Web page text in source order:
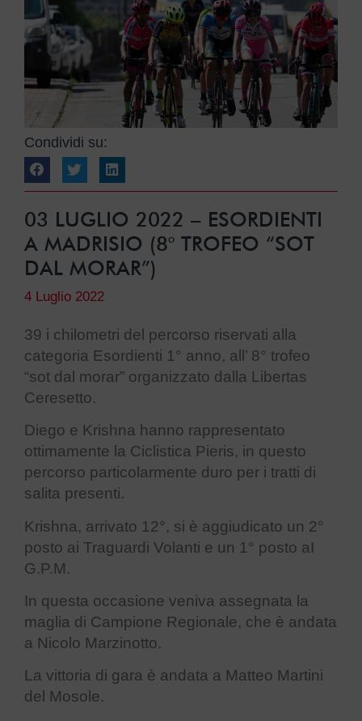
Condividi su:
03 LUGLIO 2022 – ESORDIENTI
A MADRISIO (8° TROFEO “SOT
DAL MORAR”)
4 Luglio 2022
39 i chilometri del percorso riservati alla
categoria Esordienti 1° anno, all’ 8° trofeo
“sot dal morar” organizzato dalla Libertas
Ceresetto.
Diego e Krishna hanno rappresentato
ottimamente la Ciclistica Pieris, in questo
percorso particolarmente duro per i tratti di
salita presenti.
Krishna, arrivato 12°, si è aggiudicato un 2°
posto ai Traguardi Volanti e un 1° posto aI
G.P.M.
In questa occasione veniva assegnata la
maglia di Campione Regionale, che è andata
a Nicolo Marzinotto.
La vittoria di gara è andata a Matteo Martini
del Mosole.